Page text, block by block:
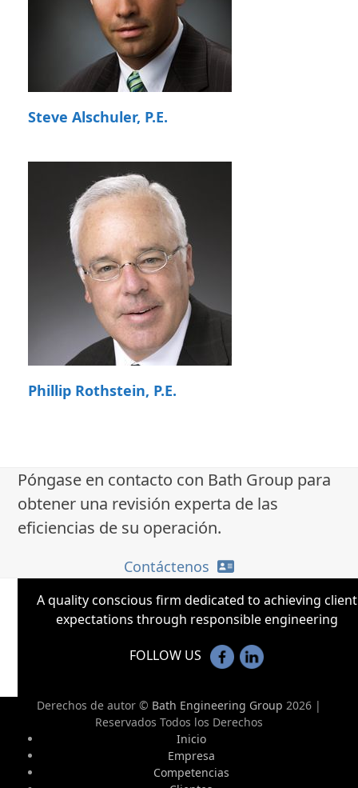
Steve Alschuler, P.E.
Phillip Rothstein, P.E.
Póngase en contacto con Bath Group para
obtener una revisión experta de las
eficiencias de su operación.
Contáctenos
A quality conscious firm dedicated to achieving client
expectations through responsible engineering
FOLLOW US
Derechos de autor © Bath Engineering Group 2026 |
Reservados Todos los Derechos
Inicio
Empresa
Competencias